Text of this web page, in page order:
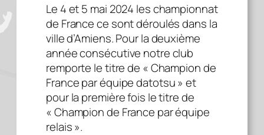
Le 4 et 5 mai 2024 les championnat
de France ce sont déroulés dans la
ville d’Amiens. Pour la deuxième
année consécutive notre club
remporte le titre de « Champion de
France par équipe datotsu » et
pour la première fois le titre de
« Champion de France par équipe
relais ».